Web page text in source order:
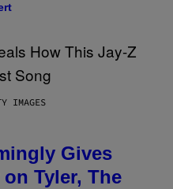
IMAGES
Gives
Tyler, The